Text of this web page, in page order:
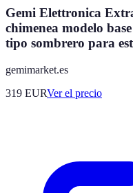
Gemi Elettronica
chimenea modelo
tipo sombrero para
gemimarket.es
319 EURVer el precio